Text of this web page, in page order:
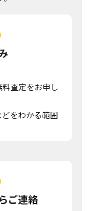
査定をお申し
をわかる範囲
ご連絡